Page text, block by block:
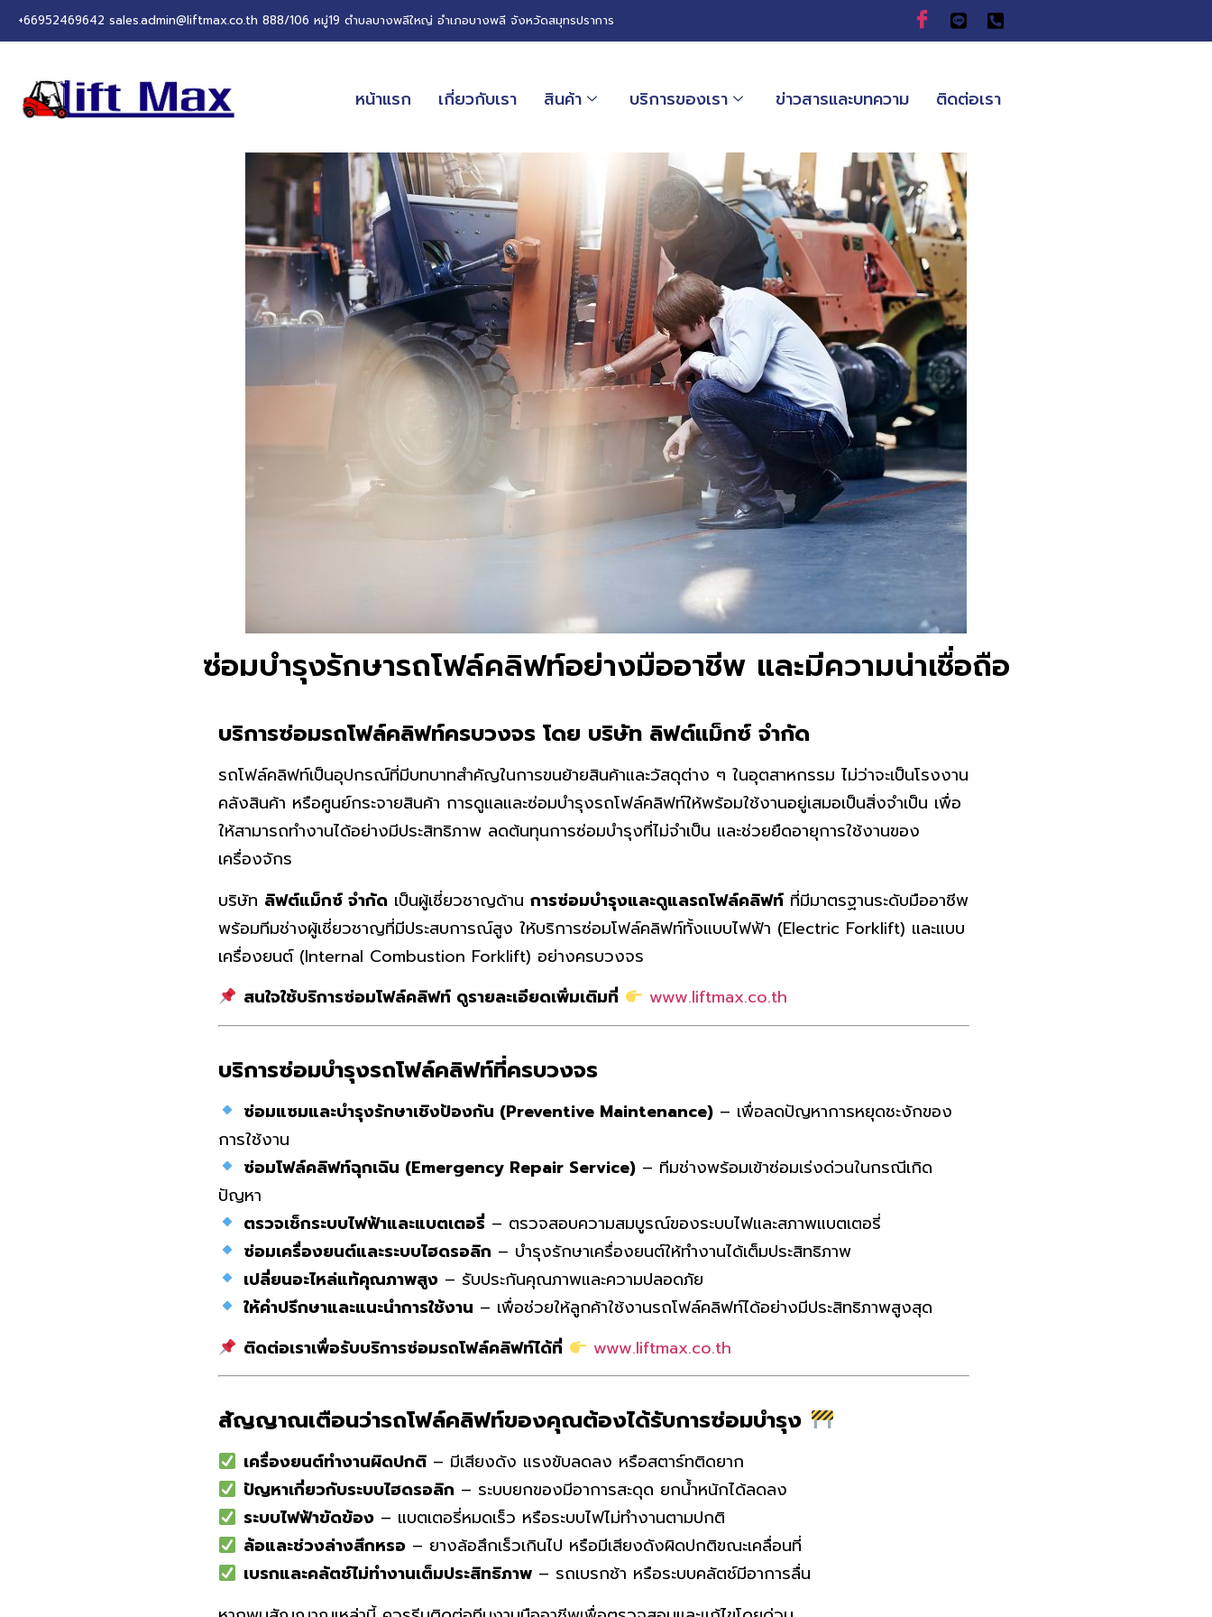
+66952469642 sales.admin@liftmax.co.th 888/106 หมู่19 ตำบลบางพลีใหญ่ อำเภอบางพลี จังหวัดสมุทรปราการ
หน้าแรก เกี่ยวกับเรา สินค้า บริการของเรา ข่าวสารและบทความ ติดต่อเรา
ซ่อมบำรุงรักษารถโฟล์คลิฟท์อย่างมืออาชีพ และมีความน่าเชื่อถือ
บริการซ่อมรถโฟล์คลิฟท์ครบวงจร โดย บริษัท ลิฟต์แม็กซ์ จำกัด
รถโฟล์คลิฟท์เป็นอุปกรณ์ที่มีบทบาทสำคัญในการขนย้ายสินค้าและวัสดุต่าง ๆ ในอุตสาหกรรม ไม่ว่าจะเป็นโรงงาน
คลังสินค้า หรือศูนย์กระจายสินค้า การดูแลและซ่อมบำรุงรถโฟล์คลิฟท์ให้พร้อมใช้งานอยู่เสมอเป็นสิ่งจำเป็น เพื่อ
ให้สามารถทำงานได้อย่างมีประสิทธิภาพ ลดต้นทุนการซ่อมบำรุงที่ไม่จำเป็น และช่วยยืดอายุการใช้งานของ
เครื่องจักร
บริษัท ลิฟต์แม็กซ์ จำกัด เป็นผู้เชี่ยวชาญด้าน การซ่อมบำรุงและดูแลรถโฟล์คลิฟท์ ที่มีมาตรฐานระดับมืออาชีพ
พร้อมทีมช่างผู้เชี่ยวชาญที่มีประสบการณ์สูง ให้บริการซ่อมโฟล์คลิฟท์ทั้งแบบไฟฟ้า (Electric Forklift) และแบบ
เครื่องยนต์ (Internal Combustion Forklift) อย่างครบวงจร
สนใจใช้บริการซ่อมโฟล์คลิฟท์ ดูรายละเอียดเพิ่มเติมที่
www.liftmax.co.th
บริการซ่อมบำรุงรถโฟล์คลิฟท์ที่ครบวงจร
ซ่อมแซมและบำรุงรักษาเชิงป้องกัน (Preventive Maintenance)– เพื่อลดปัญหาการหยุดชะงักของ
การใช้งาน
ซ่อมโฟล์คลิฟท์ฉุกเฉิน (Emergency Repair Service)– ทีมช่างพร้อมเข้าซ่อมเร่งด่วนในกรณีเกิด
ปัญหา
ตรวจเช็กระบบไฟฟ้าและแบตเตอรี่– ตรวจสอบความสมบูรณ์ของระบบไฟและสภาพแบตเตอรี่
ซ่อมเครื่องยนต์และระบบไฮดรอลิก – บำรุงรักษาเครื่องยนต์ให้ทำงานได้เต็มประสิทธิภาพ
เปลี่ยนอะไหล่แท้คุณภาพสูง– รับประกันคุณภาพและความปลอดภัย
ให้คำปรึกษาและแนะนำการใช้งาน – เพื่อช่วยให้ลูกค้าใช้งานรถโฟล์คลิฟท์ได้อย่างมีประสิทธิภาพสูงสุด
ติดต่อเราเพื่อรับบริการซ่อมรถโฟล์คลิฟท์ได้ที่
www.liftmax.co.th
สัญญาณเตือนว่ารถโฟล์คลิฟท์ของคุณต้องได้รับการซ่อมบำรุง
เครื่องยนต์ทำงานผิดปกติ– มีเสียงดัง แรงขับลดลง หรือสตาร์ทติดยาก
ปัญหาเกี่ยวกับระบบไฮดรอลิก – ระบบยกของมีอาการสะดุด ยกน้ำหนักได้ลดลง
ระบบไฟฟ้าขัดข้อง– แบตเตอรี่หมดเร็ว หรือระบบไฟไม่ทำงานตามปกติ
ล้อและช่วงล่างสึกหรอ– ยางล้อสึกเร็วเกินไป หรือมีเสียงดังผิดปกติขณะเคลื่อนที่
เบรกและคลัตช์ไม่ทำงานเต็มประสิทธิภาพ– รถเบรกช้า หรือระบบคลัตช์มีอาการลื่น